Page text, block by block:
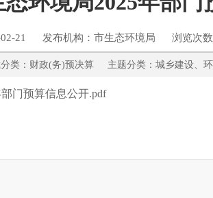
02-21 发布机构：市生态环境局 浏览次
分类：财政(务)预决算 主题分类：城乡建
门预算信息公开.pdf